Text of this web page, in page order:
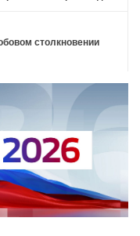
столкновении